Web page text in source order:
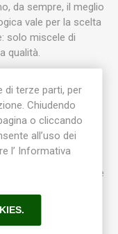
da sempre, il meglio
vale per la scelta
solo miscele di
qualità.
di tendenza.
al meglio alle
progettato.
Inerba, Casa,
Fioristi e
di soddisfare
rapporto qualità
di terze parti, per
Chiudendo
o cliccando
all’uso dei
l’ Informativa